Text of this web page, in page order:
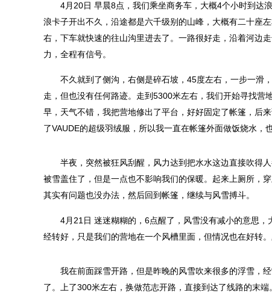
4月20日 早晨8点，我们乘坐商务车，大概4个小时到达浪
浪卡子开出不久，沿途都是六千级别的山峰，大概有二十座
右，下车就快速的往山沟里进去了。一路很好走，沿着河边
力，全程有信号。
不久就到了侧沟，右侧是碎石坡，45度左右，一步一滑
走，但也没有任何路迹。走到5300米左右，我们开始寻找营
早，天气不错，我把营地修出了平台，好好固定了帐篷，后
了VAUDE的超级羽绒服，所以我一直在帐篷外面做饭烧水，
半夜，突然被狂风刮醒，风力达到把水水这边直接吹得人
被雪盖住了，但是一点也不影响我们的保暖。起来上厕所，
其实有问题也没办法，然后回到帐篷，继续与风雪搏斗。
4月21日 迷迷糊糊的，6点醒了，风雪没有减小的意思，
经转好，只是我们的营地在一个风槽里面，但情况也在好转
我在前面踩雪开路，但是昨晚的风雪吹来很多的浮雪，经
了。上了300米左右，换做范志开路，直接到达了线路的末